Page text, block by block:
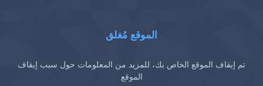
الموقع مُغلق
تم إيقاف الموقع الخاص بك، للمزيد من المعلومات حول سبب إيقاف
الموقع